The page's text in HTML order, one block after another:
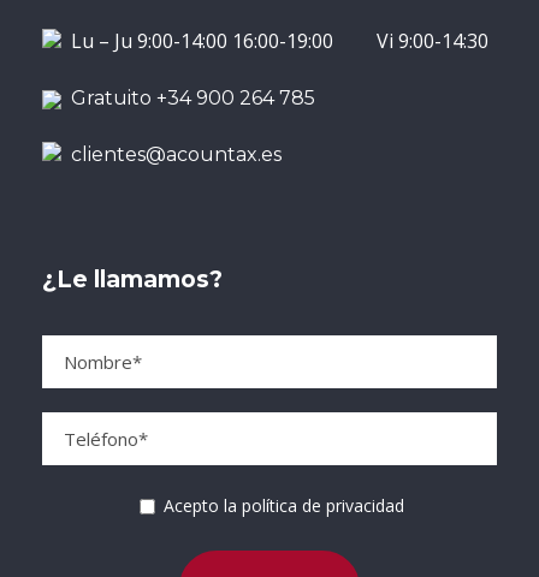
Lu – Ju 9:00-14:00 16:00-19:00 Vi 9:00-14:30
Gratuito +34 900 264 785
clientes@acountax.es
¿Le llamamos?
Acepto la política de privacidad